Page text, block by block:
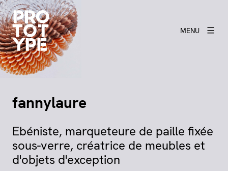
MENU
fannylaure
Ebéniste, marqueteure de paille fixée
sous-verre, créatrice de meubles et
d'objets d'exception